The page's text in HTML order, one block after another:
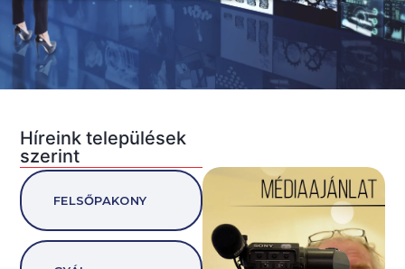
Híreink települések
szerint
FELSŐPAKONY